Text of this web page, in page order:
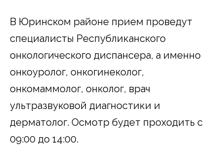
В Юринском районе прием проведут
специалисты Республиканского
онкологического диспансера, а именно
онкоуролог, онкогинеколог,
онкомаммолог, онколог, врач
ультразвуковой диагностики и
дерматолог. Осмотр будет проходить с
09:00 до 14:00.